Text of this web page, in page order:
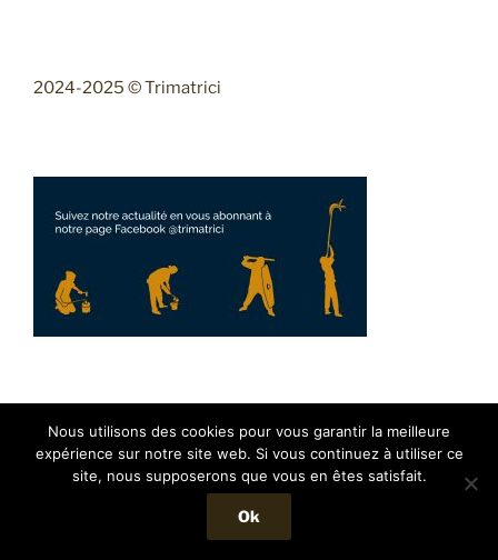
2024-2025 © Trimatrici
Facebook
Instagram
Mail
Nous utilisons des cookies pour vous garantir la meilleure
expérience sur notre site web. Si vous continuez à utiliser ce
site, nous supposerons que vous en êtes satisfait.
Ok